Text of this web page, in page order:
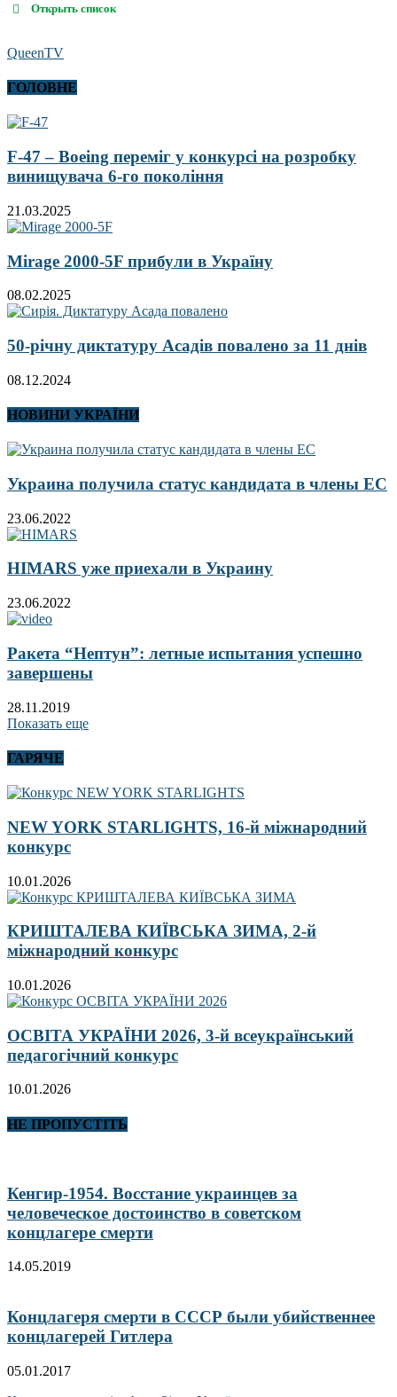
Открыть список
QueenTV
ГОЛОВНЕ
F-47 – Boeing переміг у конкурсі на розробку
винищувача 6-го покоління
21.03.2025
Mirage 2000-5F прибули в Україну
08.02.2025
50-річну диктатуру Асадів повалено за 11 днів
08.12.2024
НОВИНИ УКРАЇНИ
Украина получила статус кандидата в члены ЕС
23.06.2022
HIMARS уже приехали в Украину
23.06.2022
Ракета “Нептун”: летные испытания успешно
завершены
28.11.2019
Показать еще
ГАРЯЧЕ
NEW YORK STARLIGHTS, 16-й міжнародний
конкурс
10.01.2026
КРИШТАЛЕВА КИЇВСЬКА ЗИМА, 2-й
міжнародний конкурс
10.01.2026
ОСВІТА УКРАЇНИ 2026, 3-й всеукраїнський
педагогічний конкурс
10.01.2026
НЕ ПРОПУСТІТЬ
Кенгир-1954. Восстание украинцев за
человеческое достоинство в советском
концлагере смерти
14.05.2019
Концлагеря смерти в СССР были убийственнее
концлагерей Гитлера
05.01.2017